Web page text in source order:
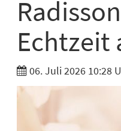
Echtzeit
06. Juli 2026 10:28
Branche
Ich möchte
Tageskarte-